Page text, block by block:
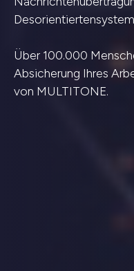
Über 100.000
Absicherung Ihres
von MULTITONE.